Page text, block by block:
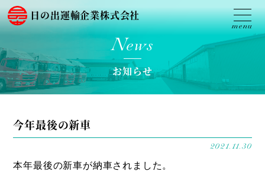
日の出運輸企業株式会社
News
お知らせ
今年最後の新車
2021.11.30
本年最後の新車が納車されました。